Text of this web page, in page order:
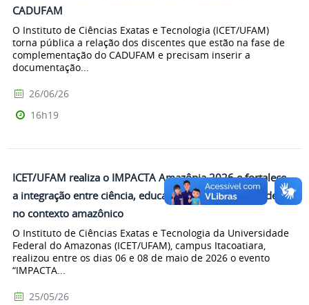
CADUFAM
O Instituto de Ciências Exatas e Tecnologia (ICET/UFAM)
torna pública a relação dos discentes que estão na fase de
complementação do CADUFAM e precisam inserir a
documentação...
26/06/26
16h19
ICET/UFAM realiza o IMPACTA Amazônia 2026 e fortalece
a integração entre ciência, educação, tecnologia e saúde
no contexto amazônico
O Instituto de Ciências Exatas e Tecnologia da Universidade
Federal do Amazonas (ICET/UFAM), campus Itacoatiara,
realizou entre os dias 06 e 08 de maio de 2026 o evento
“IMPACTA...
25/05/26